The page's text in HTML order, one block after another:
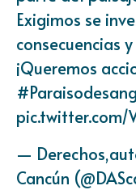
Exigimos se
consecuencias
¡Queremos
pic.twitter.com/
—
Cancún